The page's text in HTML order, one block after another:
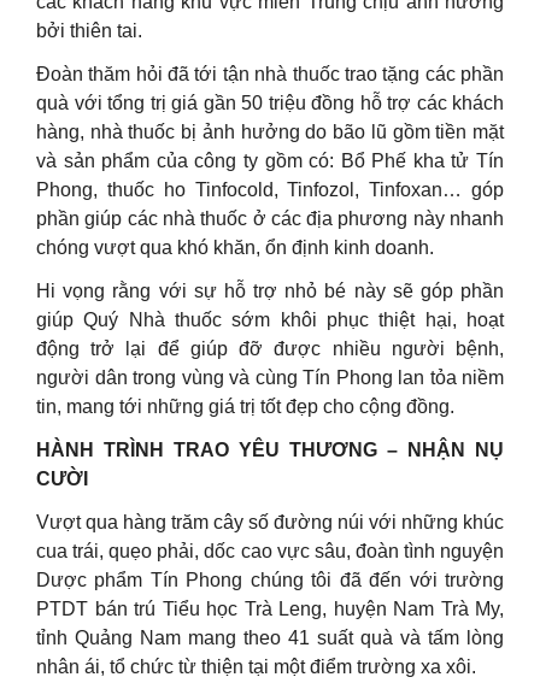
bởi thiên tai.
Đoàn thăm hỏi đã tới tận nhà thuốc trao tặng các phần
quà với tổng trị giá gần 50 triệu đồng hỗ trợ các khách
hàng, nhà thuốc bị ảnh hưởng do bão lũ gồm tiền mặt
và sản phẩm của công ty gồm có: Bổ Phế kha tử Tín
Phong, thuốc ho Tinfocold, Tinfozol, Tinfoxan… góp
phần giúp các nhà thuốc ở các địa phương này nhanh
chóng vượt qua khó khăn, ổn định kinh doanh.
Hi vọng rằng với sự hỗ trợ nhỏ bé này sẽ góp phần
giúp Quý Nhà thuốc sớm khôi phục thiệt hại, hoạt
động trở lại để giúp đỡ được nhiều người bệnh,
người dân trong vùng và cùng Tín Phong lan tỏa niềm
tin, mang tới những giá trị tốt đẹp cho cộng đồng.
HÀNH TRÌNH TRAO YÊU THƯƠNG – NHẬN NỤ
CƯỜI
Vượt qua hàng trăm cây số đường núi với những khúc
cua trái, quẹo phải, dốc cao vực sâu, đoàn tình nguyện
Dược phẩm Tín Phong chúng tôi đã đến với trường
PTDT bán trú Tiểu học Trà Leng, huyện Nam Trà My,
tỉnh Quảng Nam mang theo 41 suất quà và tấm lòng
nhân ái, tổ chức từ thiện tại một điểm trường xa xôi.